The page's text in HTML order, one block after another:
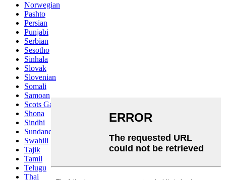
Norwegian
Pashto
Persian
Punjabi
Serbian
Sesotho
Sinhala
Slovak
Slovenian
Somali
Samoan
Scots Gaelic
Shona
Sindhi
Sundanese
Swahili
Tajik
Tamil
Telugu
Thai